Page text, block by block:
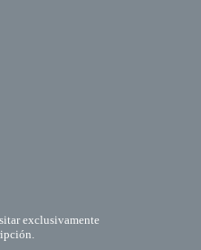
exclusivamente